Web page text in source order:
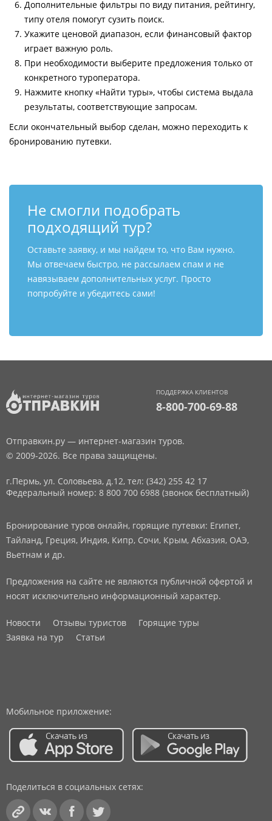
Дополнительные фильтры по виду питания, рейтингу,
типу отеля помогут сузить поиск.
Укажите ценовой диапазон, если финансовый фактор
играет важную роль.
При необходимости выберите предложения только от
конкретного туроператора.
Нажмите кнопку «Найти туры», чтобы система выдала
результаты, соответствующие запросам.
Если окончательный выбор сделан, можно переходить к
бронированию путевки.
Не смогли подобрать
подходящий тур?
Оставьте заявку, и мы найдем то, что Вам нужно.
Мы отвечаем быстро, не рассылаем спам и не
навязываем дополнительных услуг. Просто
попробуйте и убедитесь сами!
ПОДДЕРЖКА КЛИЕНТОВ
8-800-700-69-88
Отправкин.ру — интернет-магазин туров.
© 2009-2026. Все права защищены.
г.Пермь, ул. Соловьева, д.12, тел: (342) 255 42 17
Федеральный номер: 8 800 700 6988 (звонок бесплатный)
Бронирование туров онлайн, горящие путевки: Египет,
Тайланд, Греция, Индия, Кипр, Сочи, Крым, Абхазия, ОАЭ,
Вьетнам и др.
Предложения на сайте не являются публичной офертой и
носят исключительно информационный характер.
Новости Отзывы туристов
Горящие туры
Заявка на тур
Статьи
Мобильное приложение:
Поделиться в социальных сетях: